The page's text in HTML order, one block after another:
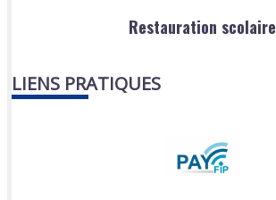
Restauration scolaire
LIENS PRATIQUES